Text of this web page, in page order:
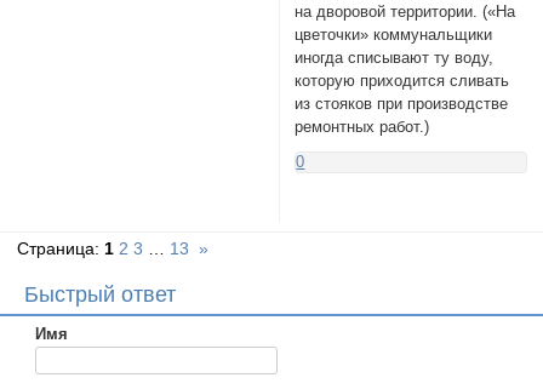
на дворовой территории. («На
цветочки» коммунальщики
иногда списывают ту воду,
которую приходится сливать
из стояков при производстве
ремонтных работ.)
0
Страница:1 2 3 … 13 »
Быстрый ответ
Имя